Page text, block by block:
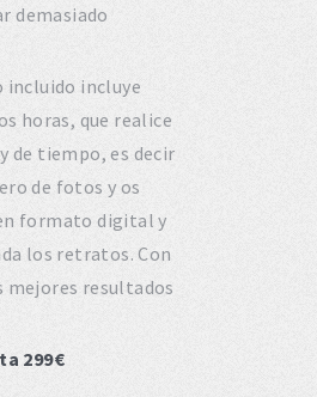
demasiado
incluido incluye
horas, que realice
de tiempo, es decir
de fotos y os
formato digital y
los retratos. Con
mejores resultados
299€